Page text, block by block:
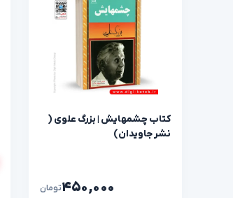
کتاب چشمهايش | بزرگ علوی (
نشر جاویدان)
۴۵۰,۰۰۰تومان